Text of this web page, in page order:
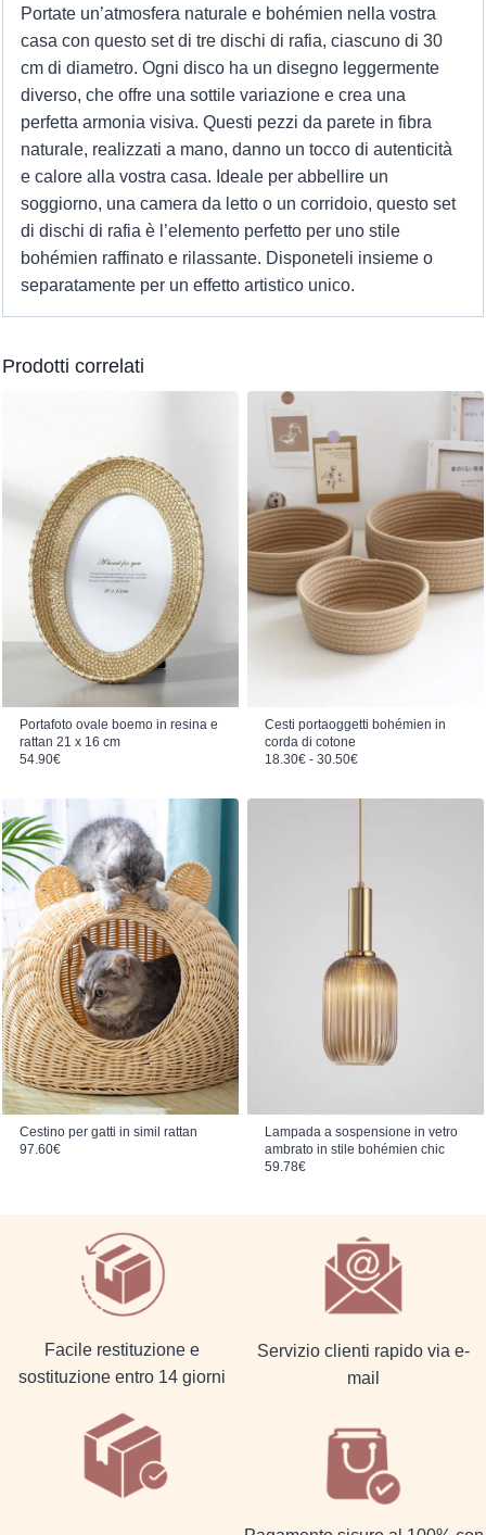
Portate un’atmosfera naturale e bohémien nella vostra
casa con questo set di tre dischi di rafia, ciascuno di 30
cm di diametro. Ogni disco ha un disegno leggermente
diverso, che offre una sottile variazione e crea una
perfetta armonia visiva. Questi pezzi da parete in fibra
naturale, realizzati a mano, danno un tocco di autenticità
e calore alla vostra casa. Ideale per abbellire un
soggiorno, una camera da letto o un corridoio, questo set
di dischi di rafia è l’elemento perfetto per uno stile
bohémien raffinato e rilassante. Disponeteli insieme o
separatamente per un effetto artistico unico.
Prodotti correlati
Portafoto ovale boemo in resina e
rattan 21 x 16 cm
54.90€
Cesti portaoggetti bohémien in
corda di cotone
18.30€ - 30.50€Fascia di prezzo: da 18.30€ a 30.50€
Cestino per gatti in simil rattan
97.60€
Lampada a sospensione in vetro
ambrato in stile bohémien chic
59.78€
Facile restituzione e
sostituzione entro 14 giorni
Servizio clienti rapido via e-
mail